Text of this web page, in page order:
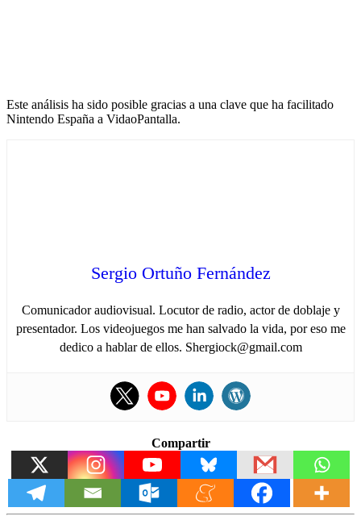
Este análisis ha sido posible gracias a una clave que ha facilitado
Nintendo España a VidaoPantalla.
Sergio Ortuño Fernández
Comunicador audiovisual. Locutor de radio, actor de doblaje y
presentador. Los videojuegos me han salvado la vida, por eso me
dedico a hablar de ellos. Shergiock@gmail.com
Compartir